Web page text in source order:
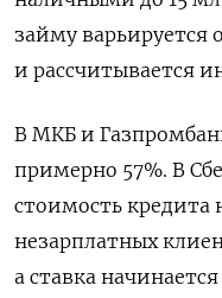
займу варьируется
и рассчитывается
В МКБ и
примерно 57%. В
стоимость кредита
незарплатных
а ставка